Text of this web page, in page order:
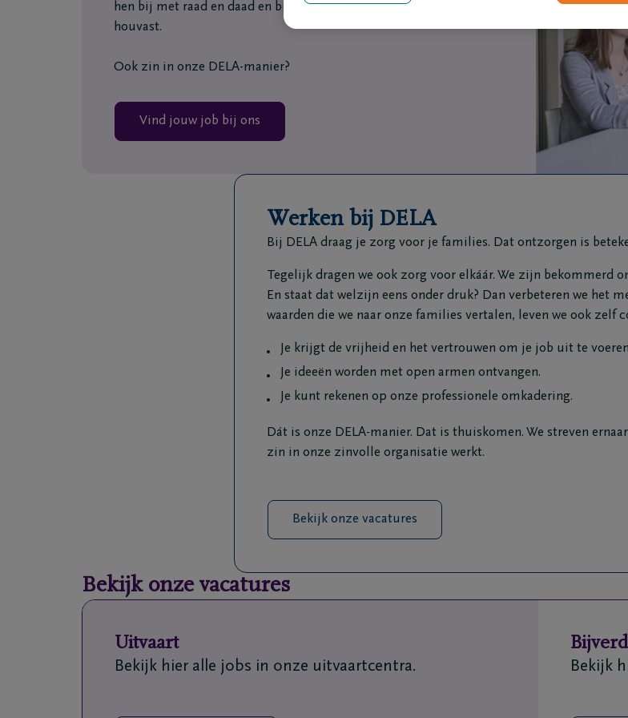
hen bij met raad en daad en bieden hen die warme, professionele
houvast.
Ook zin in onze DELA-manier?
Vind jouw job bij ons
Werken bij DELA
Bij DELA draag je zorg voor je families. Dat ontzorgen is
Tegelijk dragen we ook zorg voor elkáár. We zijn bekommerd
En staat dat welzijn eens onder druk? Dan verbeteren we het
waarden die we naar onze families vertalen, leven we ook zelf
Je krijgt de vrijheid en het vertrouwen om je job uit te
Je ideeën worden met open armen ontvangen.
Je kunt rekenen op onze professionele omkadering.
Dát is onze DELA-manier. Dat is thuiskomen. We streven
zin in onze zinvolle organisatie werkt.
Bekijk onze vacatures
Bekijk onze vacatures
Uitvaart
Bekijk hier alle jobs in onze uitvaartcentra. Bekijk